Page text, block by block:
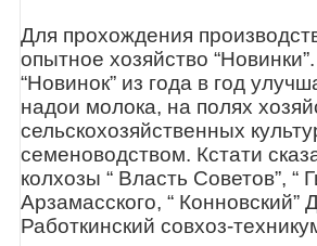
Для прохождения
опытное хозяйство
“Новинок” из года в год
надои молока, на полях
сельскохозяйственных
семеноводством. Кстати
колхозы “ Власть Советов”, “
Арзамасского, “ Конновский”
Работкинский совхоз-